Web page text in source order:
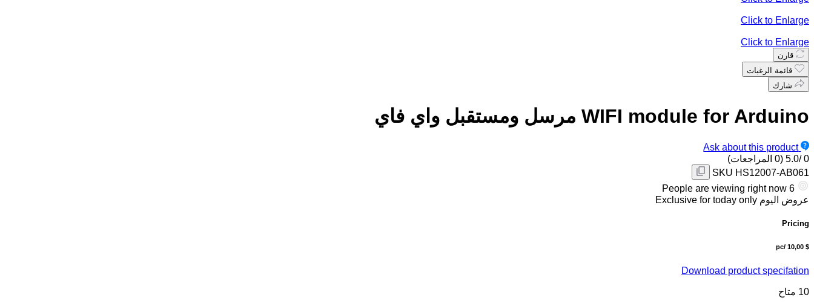
Click to Enlarge
Click to Enlarge
قارن
قائمة الرغبات
شارك
WIFI module for Arduino مرسل ومستقبل واي فاي
Ask about this product
0
/5.0
(0 المراجعات)
SKU HS12007-AB061
6
People are viewing right now
عروض اليوم Exclusive for today only
Pricing
$ 10,00
/pc
Download product specifation
10 متاح